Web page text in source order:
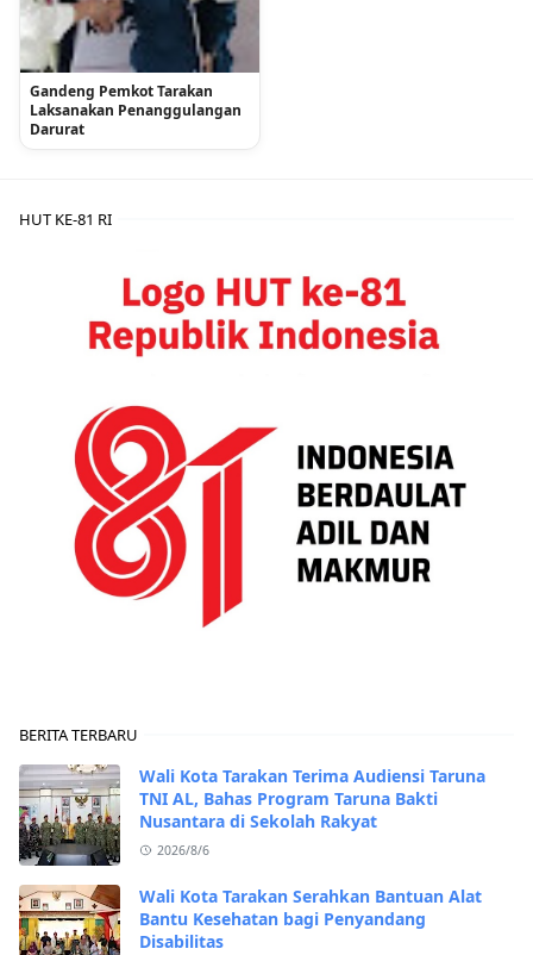
Gandeng Pemkot Tarakan
Laksanakan Penanggulangan
Darurat
HUT KE-81 RI
BERITA TERBARU
Wali Kota Tarakan Terima Audiensi Taruna
TNI AL, Bahas Program Taruna Bakti
Nusantara di Sekolah Rakyat
2026/8/6
Wali Kota Tarakan Serahkan Bantuan Alat
Bantu Kesehatan bagi Penyandang
Disabilitas